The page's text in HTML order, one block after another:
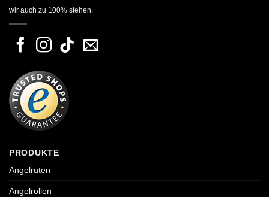
wir auch zu 100% stehen.
PRODUKTE
Angelruten
Angelrollen